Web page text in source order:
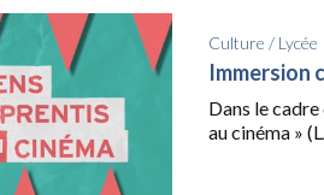
Culture / Lycée
Immersion
Dans le
au cinéma »